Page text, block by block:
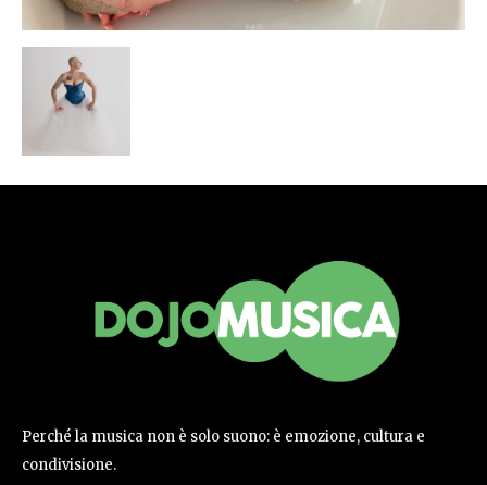
Perché la musica non è solo suono: è emozione, cultura e
condivisione.